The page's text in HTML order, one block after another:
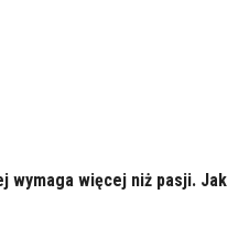
wymaga więcej niż pasji. Jak